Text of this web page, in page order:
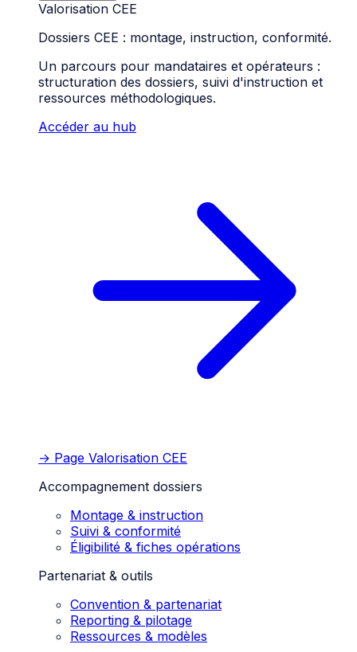
Valorisation CEE
Dossiers CEE : montage, instruction, conformité.
Un parcours pour mandataires et opérateurs :
structuration des dossiers, suivi d'instruction et
ressources méthodologiques.
Accéder au hub
→ Page Valorisation CEE
Accompagnement dossiers
Montage & instruction
Suivi & conformité
Éligibilité & fiches opérations
Partenariat & outils
Convention & partenariat
Reporting & pilotage
Ressources & modèles